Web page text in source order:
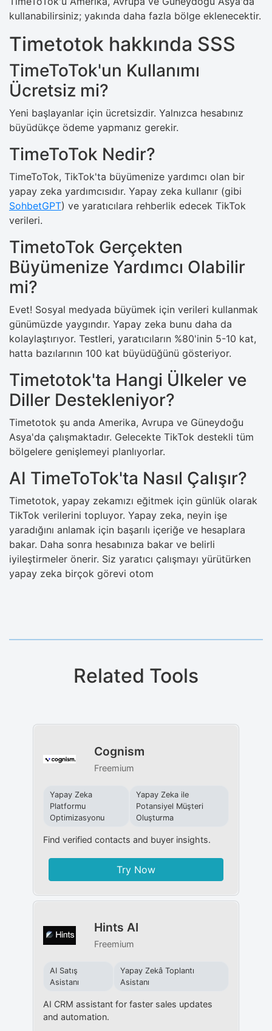
kullanabilirsiniz; yakında daha fazla bölge eklenecektir.
Timetotok hakkında SSS
TimeToTok'un Kullanımı
Ücretsiz mi?
Yeni başlayanlar için ücretsizdir. Yalnızca hesabınız
büyüdükçe ödeme yapmanız gerekir.
TimeToTok Nedir?
TimeToTok, TikTok'ta büyümenize yardımcı olan bir
yapay zeka yardımcısıdır. Yapay zeka kullanır (gibi
SohbetGPT) ve yaratıcılara rehberlik edecek TikTok
verileri.
TimetoTok Gerçekten
Büyümenize Yardımcı Olabilir
mi?
Evet! Sosyal medyada büyümek için verileri kullanmak
günümüzde yaygındır. Yapay zeka bunu daha da
kolaylaştırıyor. Testleri, yaratıcıların %80'inin 5-10 kat,
hatta bazılarının 100 kat büyüdüğünü gösteriyor.
Timetotok'ta Hangi Ülkeler ve
Diller Destekleniyor?
Timetotok şu anda Amerika, Avrupa ve Güneydoğu
Asya'da çalışmaktadır. Gelecekte TikTok destekli tüm
bölgelere genişlemeyi planlıyorlar.
AI TimeToTok'ta Nasıl Çalışır?
Timetotok, yapay zekamızı eğitmek için günlük olarak
TikTok verilerini topluyor. Yapay zeka, neyin işe
yaradığını anlamak için başarılı içeriğe ve hesaplara
bakar. Daha sonra hesabınıza bakar ve belirli
iyileştirmeler önerir. Siz yaratıcı çalışmayı yürütürken
yapay zeka birçok görevi otom
Related Tools
Cognism
Freemium
Yapay Zeka
Platformu
Optimizasyonu
Yapay Zeka ile
Potansiyel Müşteri
Oluşturma
Find verified contacts and buyer insights.
Try Now
Hints AI
Freemium
AI Satış
Asistanı
Yapay Zekâ Toplantı
Asistanı
AI CRM assistant for faster sales updates
and automation.